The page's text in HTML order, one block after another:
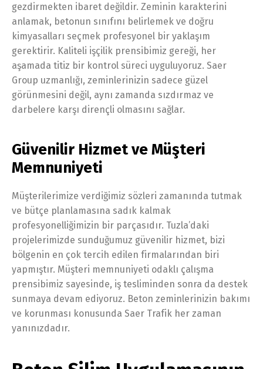
gezdirmekten ibaret değildir. Zeminin karakterini
anlamak, betonun sınıfını belirlemek ve doğru
kimyasalları seçmek profesyonel bir yaklaşım
gerektirir. Kaliteli işçilik prensibimiz gereği, her
aşamada titiz bir kontrol süreci uyguluyoruz. Saer
Group uzmanlığı, zeminlerinizin sadece güzel
görünmesini değil, aynı zamanda sızdırmaz ve
darbelere karşı dirençli olmasını sağlar.
Güvenilir Hizmet ve Müşteri
Memnuniyeti
Müşterilerimize verdiğimiz sözleri zamanında tutmak
ve bütçe planlamasına sadık kalmak
profesyonelliğimizin bir parçasıdır. Tuzla’daki
projelerimizde sunduğumuz güvenilir hizmet, bizi
bölgenin en çok tercih edilen firmalarından biri
yapmıştır. Müşteri memnuniyeti odaklı çalışma
prensibimiz sayesinde, iş tesliminden sonra da destek
sunmaya devam ediyoruz. Beton zeminlerinizin bakımı
ve korunması konusunda Saer Trafik her zaman
yanınızdadır.